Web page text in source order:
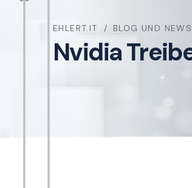
EHLERT.IT BLOG UND NEWS
Nvidia